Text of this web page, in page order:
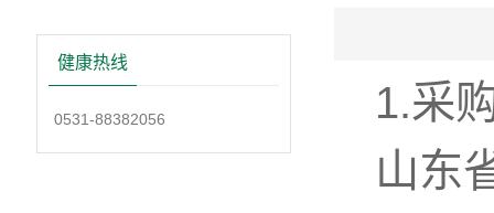
健康热线
0531-88382056
1.采
山东